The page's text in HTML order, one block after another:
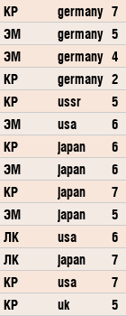
КР
germany 7
ЭМ
germany 5
ЭМ
germany 4
КР
germany 2
КР
ussr 5
ЭМ
usa 6
КР
japan 6
ЭМ
japan 6
КР
japan 7
ЭМ
japan 5
ЛК
usa 6
ЛК
japan 7
КР
usa 7
КР
uk 5